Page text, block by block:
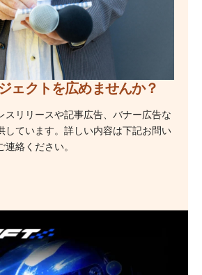
ェクトを広めませんか？
スリリースや記事広告、バナー広告な
しています。詳しい内容は下記お問い
絡ください。